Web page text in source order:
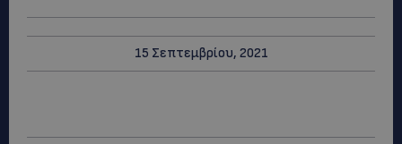
15 Σεπτεμβρίου, 2021